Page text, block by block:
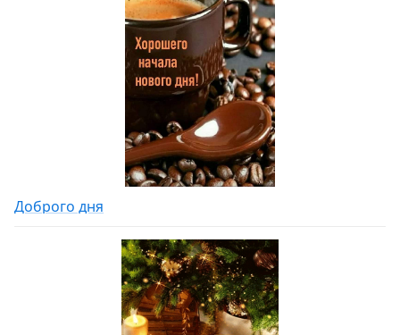
Доброго дня